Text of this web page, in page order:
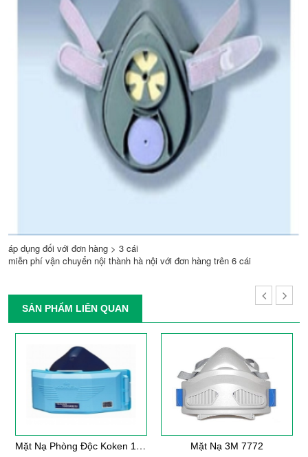
áp dụng đối với đơn hàng > 3 cái
miễn phí vận chuyển nội thành hà nội với đơn hàng trên 6 cái
SẢN PHẨM LIÊN QUAN
M
Ặt Nạ Phòng Độc Koken 1005RR
Mặt Nạ 3M 7772